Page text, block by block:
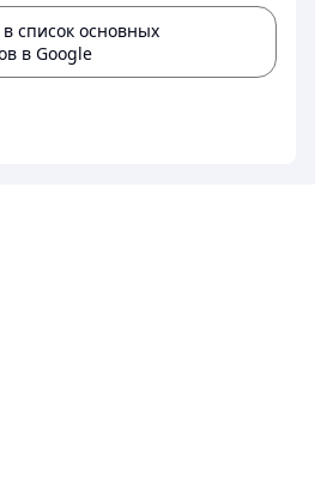
список основных
в Google